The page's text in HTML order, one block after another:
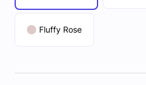
Fluffy Rose